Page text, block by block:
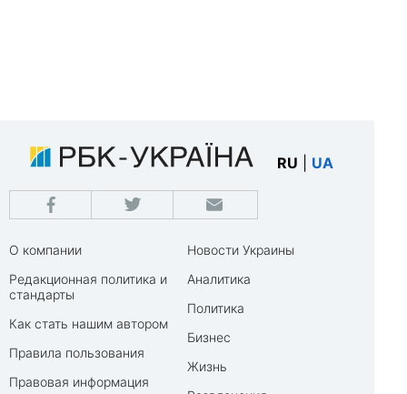
RU UA
О компании
Редакционная политика и
стандарты
Как стать нашим автором
Правила пользования
Правовая информация
Новости Украины
Аналитика
Политика
Бизнес
Жизнь